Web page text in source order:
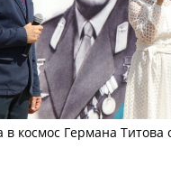
в космос Германа